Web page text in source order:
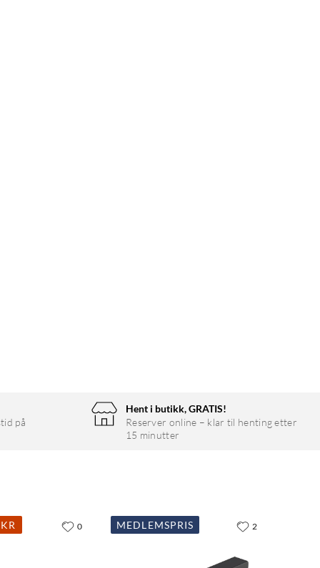
på
Hent i butikk, GRATIS!
Reserver online – klar til henting etter
15 minutter
0 MEDLEMSPRIS 2